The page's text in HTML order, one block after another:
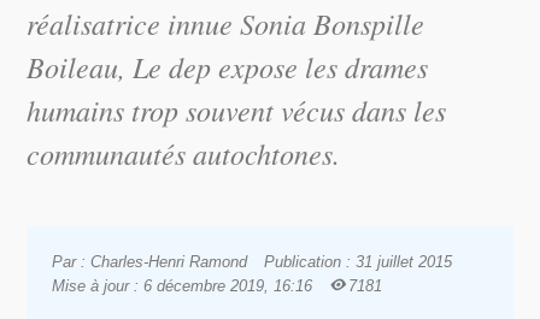
réalisatrice innue Sonia Bonspille
Boileau, Le depexpose les drames
humains trop souvent vécus dans les
communautés autochtones.
Par : Charles-Henri Ramond
Publication : 31 juillet 2015
Mise à jour : 6 décembre 2019, 16:16
7181